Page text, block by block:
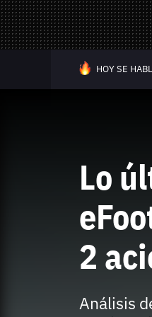
HOY SE
Lo
2
Análisis
Selección
Trivia
Juegos
Whatsapp
Twitch